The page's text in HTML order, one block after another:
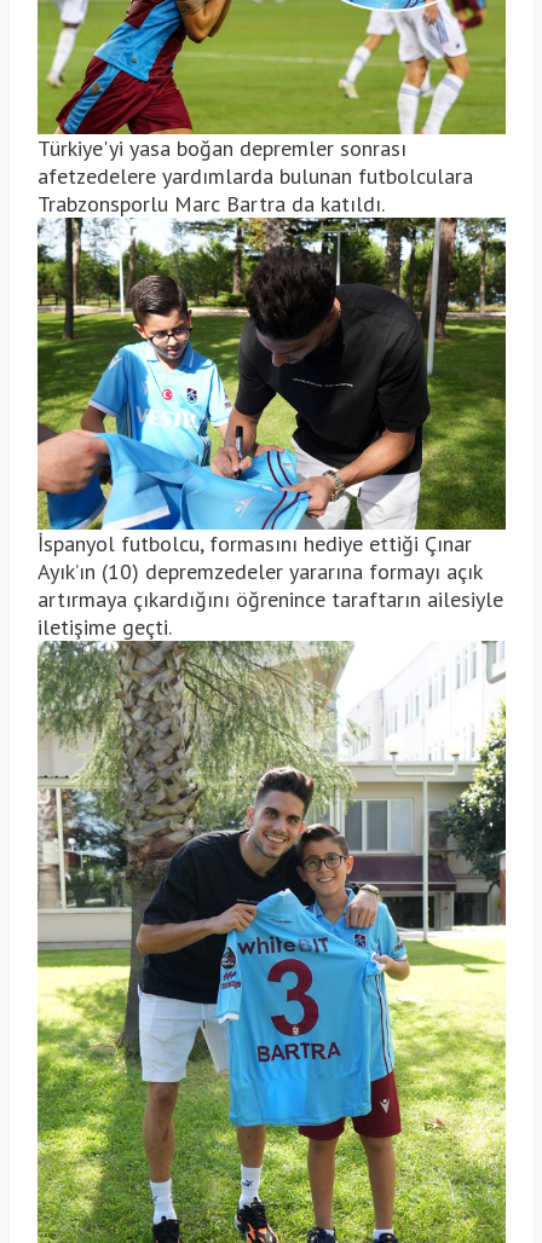
Türkiye'yi yasa boğan depremler sonrası
afetzedelere yardımlarda bulunan futbolculara
Trabzonsporlu Marc Bartra da katıldı.
İspanyol futbolcu, formasını hediye ettiği Çınar
Ayık’ın (10) depremzedeler yararına formayı açık
artırmaya çıkardığını öğrenince taraftarın ailesiyle
iletişime geçti.